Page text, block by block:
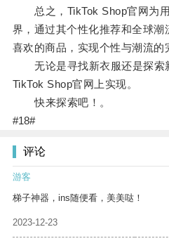
总之，TikTok Shop官网为用
界，通过其个性化推荐和全球潮
喜欢的商品，实现个性与潮流的
无论是寻找新衣服还是探索
TikTok Shop官网上实现。
快来探索吧！。
#18#
评论
游客
梯子神器，ins随便看，美美哒！
2023-12-23